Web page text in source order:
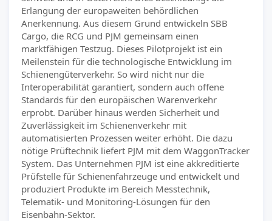
Erlangung der europaweiten behördlichen
Anerkennung. Aus diesem Grund entwickeln SBB
Cargo, die RCG und PJM gemeinsam einen
marktfähigen Testzug. Dieses Pilotprojekt ist ein
Meilenstein für die technologische Entwicklung im
Schienengüterverkehr. So wird nicht nur die
Interoperabilität garantiert, sondern auch offene
Standards für den europäischen Warenverkehr
erprobt. Darüber hinaus werden Sicherheit und
Zuverlässigkeit im Schienenverkehr mit
automatisierten Prozessen weiter erhöht. Die dazu
nötige Prüftechnik liefert PJM mit dem WaggonTracker
System. Das Unternehmen PJM ist eine akkreditierte
Prüfstelle für Schienenfahrzeuge und entwickelt und
produziert Produkte im Bereich Messtechnik,
Telematik- und Monitoring-Lösungen für den
Eisenbahn-Sektor.